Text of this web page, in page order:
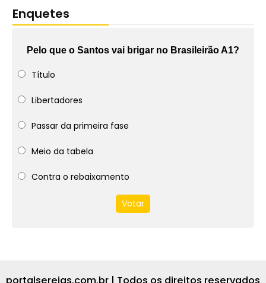
Enquetes
Pelo que o Santos vai brigar no Brasileirão A1?
Título
Libertadores
Passar da primeira fase
Meio da tabela
Contra o rebaixamento
Votar